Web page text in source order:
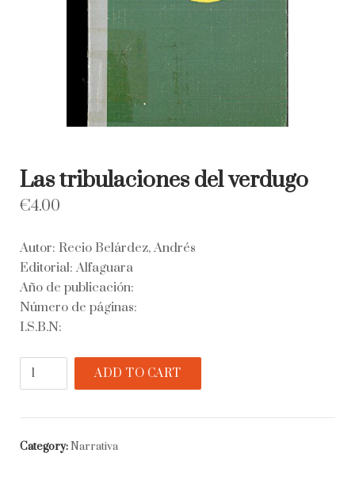
Las tribulaciones del verdugo
€4.00
Autor: Recio Belárdez, Andrés
Editorial: Alfaguara
Año de publicación:
Número de páginas:
I.S.B.N:
Las
verdugo
quantity
ADD TO CART
Category:Narrativa